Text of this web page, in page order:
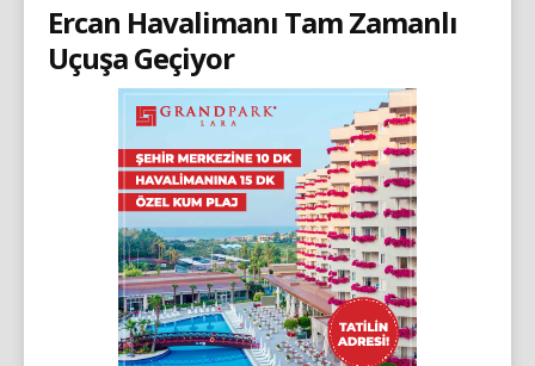
Ercan Havalimanı Tam Zamanlı
Uçuşa Geçiyor